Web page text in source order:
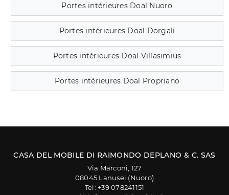
Portes intérieures Doal Nuoro
Portes intérieures Doal Dorgali
Portes intérieures Doal Villasimius
Portes intérieures Doal Propriano
CASA DEL MOBILE DI RAIMONDO DEPLANO & C. SAS
Via Marconi, 127
08045 Lanusei (Nuoro)
Tel: +39 078241151